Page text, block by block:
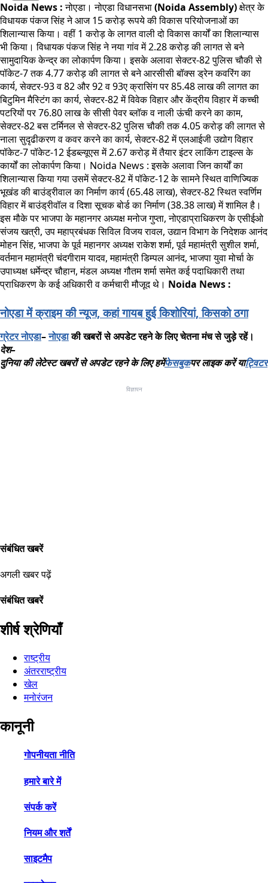
Noida News :नोएडा। नोएडा विधानसभा(Noida Assembly)क्षेत्र के
विधायक पंकज सिंह ने आज 15 करोड़ रूपये की विकास परियोजनाओं का
शिलान्यास किया। वहीं 1 करोड़ के लागत वाली दो विकास कार्यों का शिलान्यास
भी किया। विधायक पंकज सिंह ने नया गांव में 2.28 करोड़ की लागत से बने
सामुदायिक केन्द्र का लोकार्पण किया। इसके अलावा सेक्टर-82 पुलिस चौकी से
पॉकेट-7 तक 4.77 करोड़ की लागत से बने आरसीसी बॉक्स ड्रेन कवरिंग का
कार्य, सेक्टर-93 व 82 और 92 व 93ए क्रासिंग पर 85.48 लाख की लागत का
बिटुमिन मैस्टिंग का कार्य, सेक्टर-82 में विवेक विहार और केंद्रीय विहार में कच्ची
पटरियों पर 76.80 लाख के सीसी पेवर ब्लॉक व नाली ऊंची करने का काम,
सेक्टर-82 बस टर्मिनल से सेक्टर-82 पुलिस चौकी तक 4.05 करोड़ की लागत से
नाला सुदृढीकरण व कवर करने का कार्य, सेक्टर-82 में एलआईजी उद्योग विहार
पॉकेट-7 पॉकेट-12 ईडब्ल्यूएस में 2.67 करोड़ में तैयार इंटर लाकिंग टाइल्स के
कार्यों का लोकार्पण किया। Noida News : इसके अलावा जिन कार्यों का
शिलान्यास किया गया उसमें सेक्टर-82 में पॉकेट-12 के सामने स्थित वाणिज्यिक
भूखंड की बाउंड्रीवाल का निर्माण कार्य (65.48 लाख), सेक्टर-82 स्थित स्वर्णिम
विहार में बाउंड्रीवॉल व दिशा सूचक बोर्ड का निर्माण (38.38 लाख) में शामिल है।
इस मौके पर भाजपा के महानगर अध्यक्ष मनोज गुप्ता, नोएडाप्राधिकरण के एसीईओ
संजय खत्री, उप महाप्रबंधक सिविल विजय रावल, उद्यान विभाग के निदेशक आनंद
मोहन सिंह, भाजपा के पूर्व महानगर अध्यक्ष राकेश शर्मा, पूर्व महामंत्री सुशील शर्मा,
वर्तमान महामंत्री चंदगीराम यादव, महामंत्री डिम्पल आनंद, भाजपा युवा मोर्चा के
उपाध्यक्ष धर्मेन्द्र चौहान, मंडल अध्यक्ष गौतम शर्मा समेत कई पदाधिकारी तथा
प्राधिकरण के कई अधिकारी व कर्मचारी मौजूद थे। Noida News :
नोएडा में क्राइम की न्यूज, कहां गायब हुई किशोरियां, किसको ठगा
ग्रेटरनोएडा–नोएडाकीखबरोंसेअपडेटरहनेकेलिएचेतनामंचसेजुड़ेरहें।
देश–
दुनिया की लेटेस्ट खबरों से अपडेट रहने के लिए हमेंफेसबुकपर लाइक करें याट्विटर
विज्ञापन
संबंधित खबरें
अगली खबर पढ़ें
संबंधित खबरें
शीर्ष श्रेणियाँ
राष्ट्रीय
अंतरराष्ट्रीय
खेल
मनोरंजन
कानूनी
गोपनीयता नीति
हमारे बारे में
संपर्क करें
नियम और शर्तें
साइटमैप